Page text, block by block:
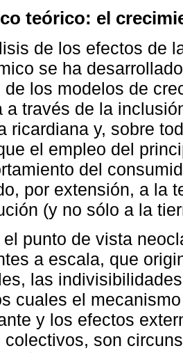
teórico: el
de los efectos de
se ha
de los modelos de
a través de la
ricardiana y, sobre
el empleo del
del
por extensión, a la
(y no sólo a la
el punto de vista
a escala, que
las
cuales el
y los efectos
colectivos, son